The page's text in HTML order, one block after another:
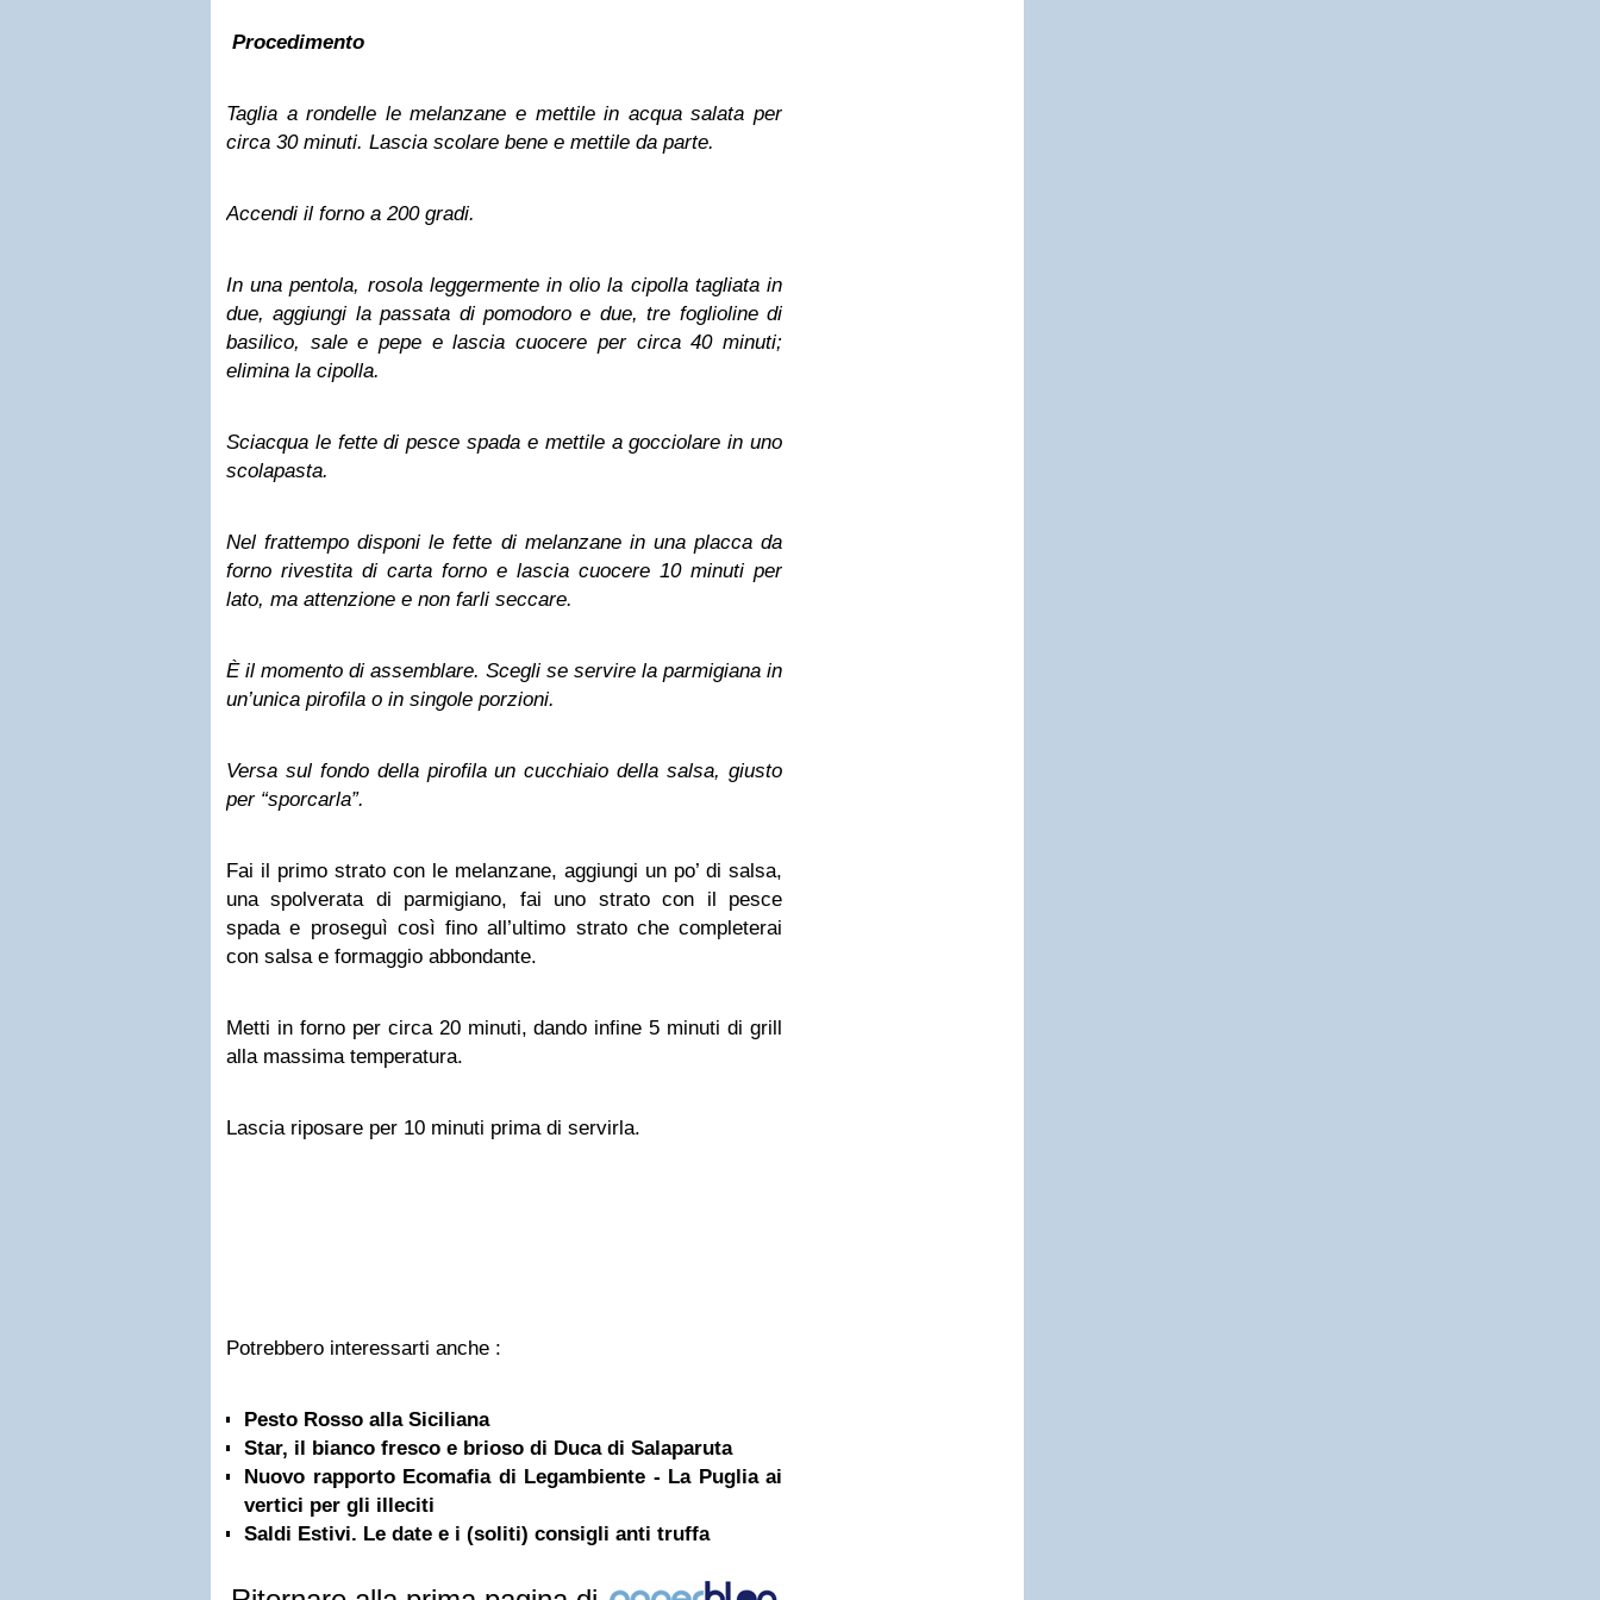
Procedimento
Taglia a rondelle le melanzane e mettile in acqua salata per
circa 30 minuti. Lascia scolare bene e mettile da parte.
Accendi il forno a 200 gradi.
In una pentola, rosola leggermente in olio la cipolla tagliata in
due, aggiungi la passata di pomodoro e due, tre foglioline di
basilico, sale e pepe e lascia cuocere per circa 40 minuti;
elimina la cipolla.
Sciacqua le fette di pesce spada e mettile a gocciolare in uno
scolapasta.
Nel frattempo disponi le fette di melanzane in una placca da
forno rivestita di carta forno e lascia cuocere 10 minuti per
lato, ma attenzione e non farli seccare.
È il momento di assemblare. Scegli se servire la parmigiana in
un’unica pirofila o in singole porzioni.
Versa sul fondo della pirofila un cucchiaio della salsa, giusto
per “sporcarla”.
Fai il primo strato con le melanzane, aggiungi un po’ di salsa,
una spolverata di parmigiano, fai uno strato con il pesce
spada e proseguì così fino all’ultimo strato che completerai
con salsa e formaggio abbondante.
Metti in forno per circa 20 minuti, dando infine 5 minuti di grill
alla massima temperatura.
Lascia riposare per 10 minuti prima di servirla.
Potrebbero interessarti anche :
Pesto Rosso alla Siciliana
Star, il bianco fresco e brioso di Duca di Salaparuta
Nuovo rapporto Ecomafia di Legambiente - La Puglia ai
vertici per gli illeciti
Saldi Estivi. Le date e i (soliti) consigli anti truffa